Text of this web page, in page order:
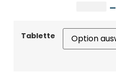
–
Tablette